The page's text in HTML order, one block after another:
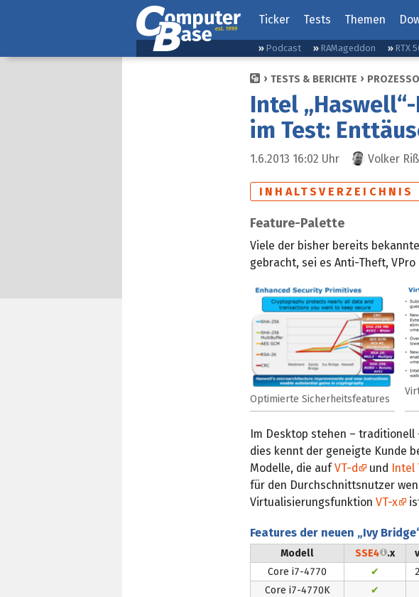
Ticker Tests Themen
Podcast RAMageddon RTX
TESTS & BERICHTE
Intel
im Test:
1.6.2013 16:02 Uhr Volker
INHALTSVERZEICHNIS
Feature-Palette
Viele der bisher bereits
gebracht, sei es Anti-Theft, VPro
Optimierte Sicherheitsfeatures
Im Desktop stehen – traditionell
dies kennt der geneigte Kunde
Modelle, die aufVT-d und Intel
für den Durchschnittsnutzer
Virtualisierungsfunktion VT-x
Features der neuen „Ivy
Modell SSE4 .x
Core i7-4770
✔
Core i7-4770K
✔